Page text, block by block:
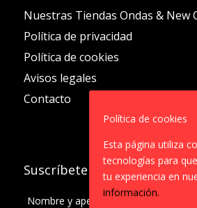
Nuestras Tiendas Ondas & New
Política de privacidad
Política de cookies
Avisos legales
Contacto
Suscríbete a nuestro
Nombre y apellidos
Política de cookies
Esta página utiliza
tecnologías para
tu experiencia en
información.